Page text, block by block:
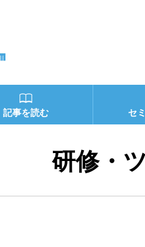
記事を読む セ
研修・